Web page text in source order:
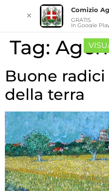
Tag:
Buone
della terra
✕
Comizio
GRATIS
In Google